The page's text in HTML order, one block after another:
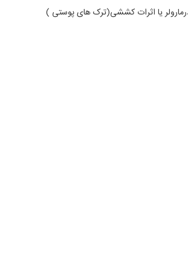
یا اثرات کششی(ترک های پوستی )